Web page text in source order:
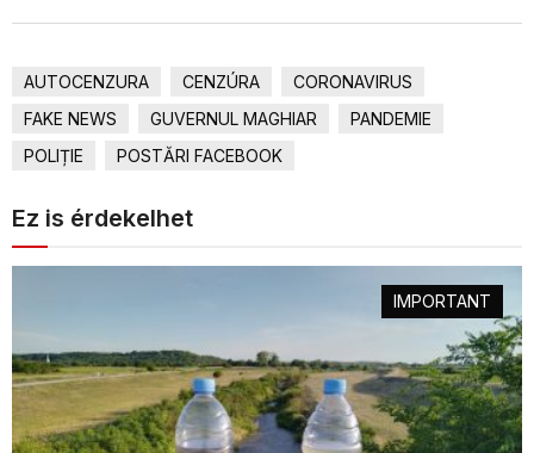
AUTOCENZURA CENZÚRA
CORONAVIRUS
FAKE NEWS
GUVERNUL MAGHIAR
PANDEMIE
POLIȚIE
POSTĂRI FACEBOOK
Ez is érdekelhet
IMPORTANT